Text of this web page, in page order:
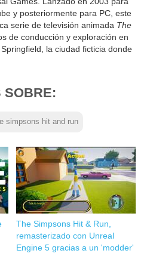
y posteriormente para PC, este
serie de televisión animada The
de conducción y exploración en
la ciudad ficticia donde
SOBRE:
simpsons hit and run
The Simpsons Hit & Run,
remasterizado con Unreal
Engine 5 gracias a un 'modder'